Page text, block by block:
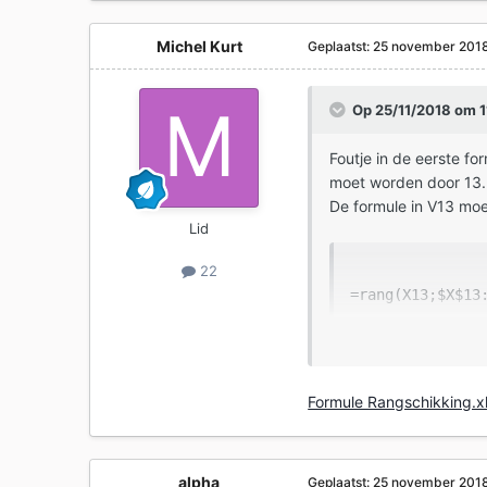
Michel Kurt
Lid
22
Geplaatst: 25 november
Op 25/11/2018 om
Foutje in de eerste
moet worden door 13.
De formule in V13
Ja, het begint er al
Het zou ook van
Formule
alpha Geplaatst: 25 november